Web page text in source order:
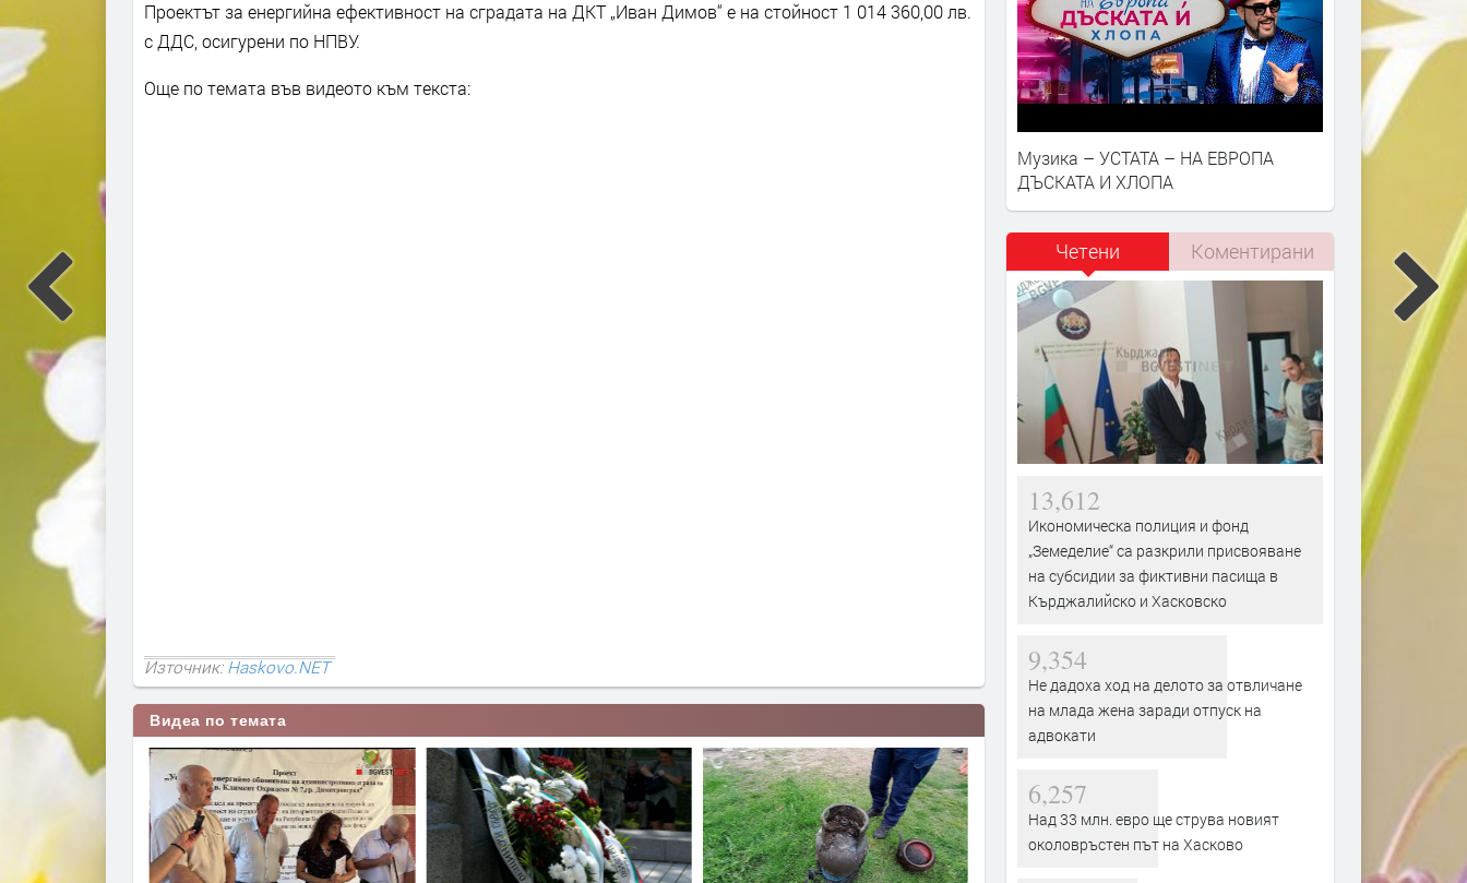
Проектът за енергийна ефективност на сградата на ДКТ „Иван Димов“ е на стойност 1 014 360,00 лв.
с ДДС, осигурени по НПВУ.
Още по темата във видеото към текста:
Източник:Haskovo.NET
Видеа по темата
Музика – УСТАТА – НА ЕВРОПА
ДЪСКАТА И ХЛОПА
Четени Коментирани
13,612
Икономическа полиция и фонд
„Земеделие“ са разкрили присвояване
на субсидии за фиктивни пасища в
Кърджалийско и Хасковско
9,354
Не дадоха ход на делото за отвличане
на млада жена заради отпуск на
адвокати
6,257
Над 33 млн. евро ще струва новият
околовръстен път на Хасково